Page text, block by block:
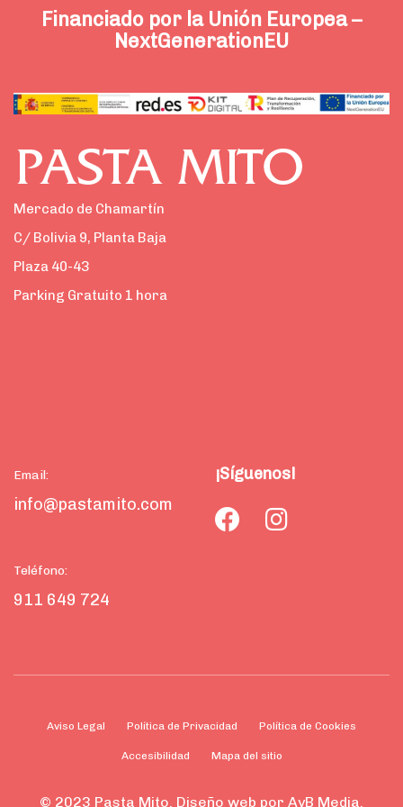
Financiado por la Unión Europea –
NextGenerationEU
Mercado de Chamartín
C/ Bolivia 9, Planta Baja
Plaza 40-43
Parking Gratuito 1 hora
Email:
info@pastamito.com
Teléfono:
911 649 724
¡Síguenos!
Aviso Legal Política de Privacidad Política de Cookies
Accesibilidad Mapa del sitio
© 2023 Pasta Mito. Diseño web por AyB Media.